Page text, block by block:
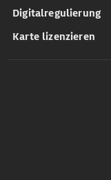
Digitalregulierung
Karte lizenzieren